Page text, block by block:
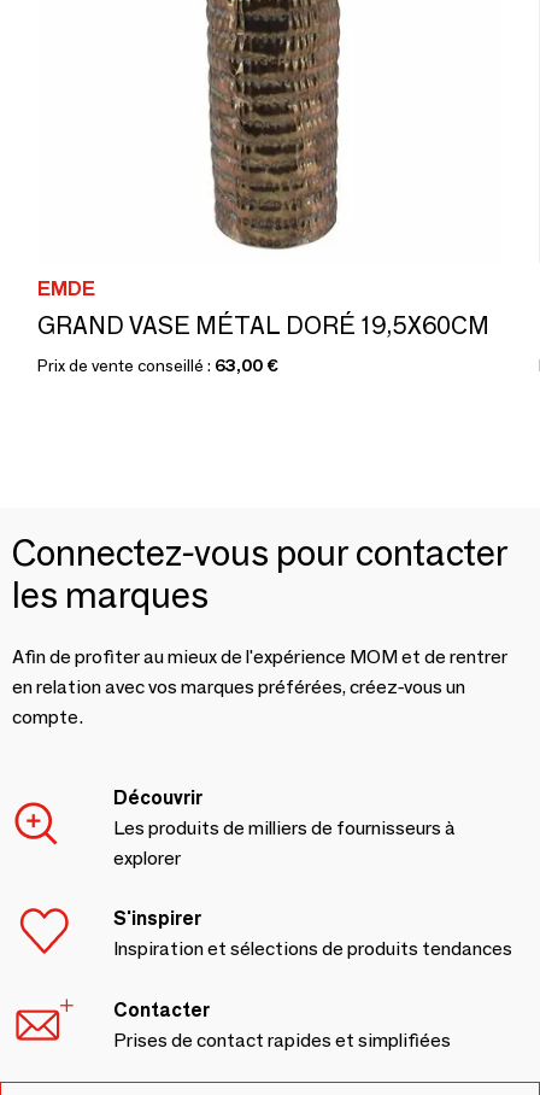
EMDE
GRAND VASE MÉTAL DORÉ 19,5X60CM
Prix de vente conseillé : 63,00 €
Connectez-vous pour contacter
les marques
Afin de profiter au mieux de l'expérience MOM et de rentrer
en relation avec vos marques préférées, créez-vous un
compte.
Découvrir
Les produits de milliers de fournisseurs à
explorer
S'inspirer
Inspiration et sélections de produits tendances
Contacter
Prises de contact rapides et simplifiées